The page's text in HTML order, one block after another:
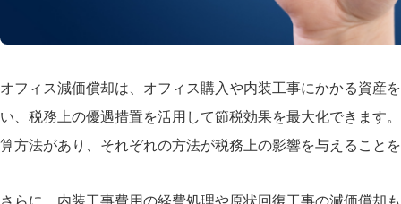
オフィス減価償却は、オフィス購入や内装工事にかかる資産
い、税務上の優遇措置を活用して節税効果を最大化できます
算方法があり、それぞれの方法が税務上の影響を与えること
さらに、内装工事費用の経費処理や原状回復工事の減価償却